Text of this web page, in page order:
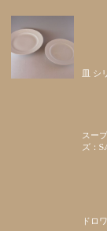
皿 シ
スー
ズ：
ドロ